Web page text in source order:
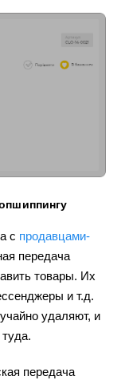
с продавцами-
передача
товары. Их
и т.д.
удаляют, и
передача